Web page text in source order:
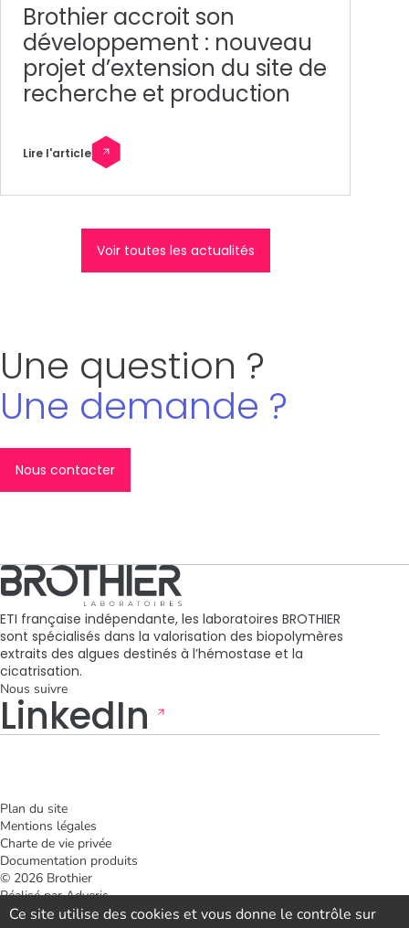
Brothier accroit son
développement : nouveau
projet d’extension du site de
recherche et production
Lire l'article
Voir toutes les actualités
Une question ?
Une demande ?
Nous contacter
ETI française indépendante, les laboratoires BROTHIER
sont spécialisés dans la valorisation des biopolymères
extraits des algues destinés à l’hémostase et la
cicatrisation.
Nous suivre
LinkedIn
Plan du site
Mentions légales
Charte de vie privée
Documentation produits
© 2026 Brothier
Réalisé parAdveris
Dernière mise à jour :
Ce site utilise des cookies et vous donne le contrôle sur